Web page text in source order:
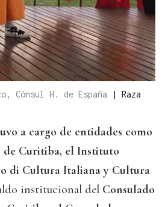
Cónsul H. de España | Raza
a cargo de entidades como
de Curitiba, el Instituto
di Cultura Italiana y Cultura
institucional del Consulado